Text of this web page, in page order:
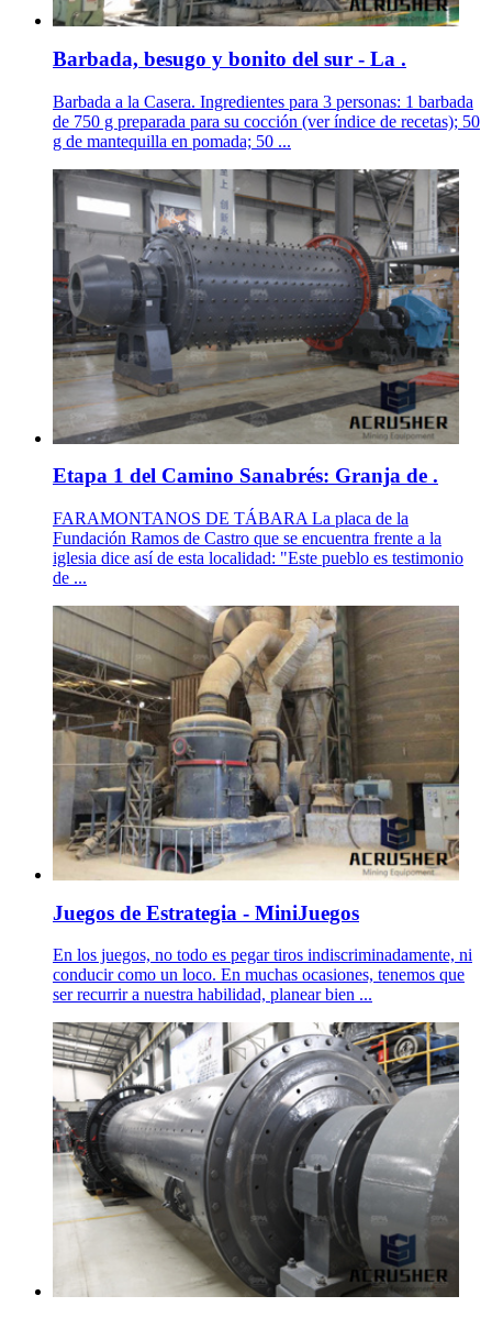
Barbada, besugo y bonito del sur - La .
Barbada a la Casera. Ingredientes para 3 personas: 1 barbada
de 750 g preparada para su cocción (ver índice de recetas); 50
g de mantequilla en pomada; 50 ...
Etapa 1 del Camino Sanabrés: Granja de .
FARAMONTANOS DE TÁBARA La placa de la
Fundación Ramos de Castro que se encuentra frente a la
iglesia dice así de esta localidad: "Este pueblo es testimonio
de ...
Juegos de Estrategia - MiniJuegos
En los juegos, no todo es pegar tiros indiscriminadamente, ni
conducir como un loco. En muchas ocasiones, tenemos que
ser recurrir a nuestra habilidad, planear bien ...